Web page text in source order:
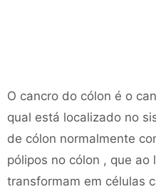
O cancro do cólon é o
qual está localizado no
de cólon normalmente
pólipos no cólon , que ao
transformam em células